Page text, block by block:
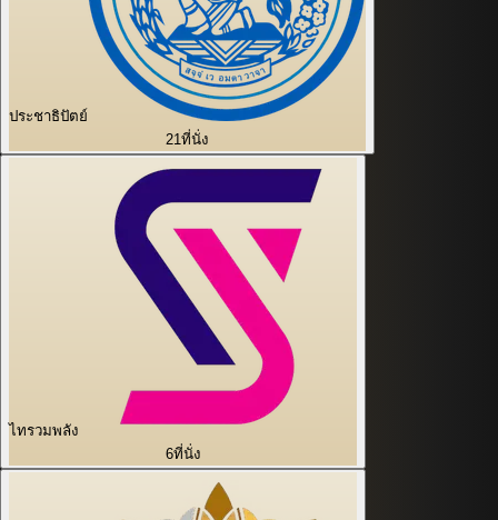
ประชาธิปัตย์
21ที่นั่ง
ไทรวมพลัง
6ที่นั่ง